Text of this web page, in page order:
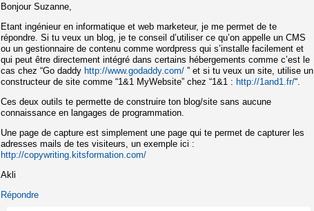
Bonjour Suzanne,
Etant ingénieur en informatique et web marketeur, je me permet de te
répondre. Si tu veux un blog, je te conseil d’utiliser ce qu’on appelle un CMS
ou un gestionnaire de contenu comme wordpress qui s’installe facilement et
qui peut être directement intégré dans certains hébergements comme c’est le
cas chez “Go daddy http://www.godaddy.com/ ” et si tu veux un site, utilise un
constructeur de site comme “1&1 MyWebsite” chez “1&1 : http://1and1.fr/“.
Ces deux outils te permette de construire ton blog/site sans aucune
connaissance en langages de programmation.
Une page de capture est simplement une page qui te permet de capturer les
adresses mails de tes visiteurs, un exemple ici :
http://copywriting.kitsformation.com/
Akli
Répondre